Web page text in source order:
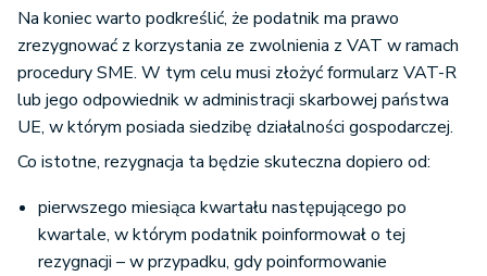
Na koniec warto podkreślić, że podatnik ma prawo
zrezygnować z korzystania ze zwolnienia z VAT w ramach
procedury SME. W tym celu musi złożyć formularz VAT-R
lub jego odpowiednik w administracji skarbowej państwa
UE, w którym posiada siedzibę działalności gospodarczej.
Co istotne, rezygnacja ta będzie skuteczna dopiero od:
pierwszego miesiąca kwartału następującego po
kwartale, w którym podatnik poinformował o tej
rezygnacji – w przypadku, gdy poinformowanie